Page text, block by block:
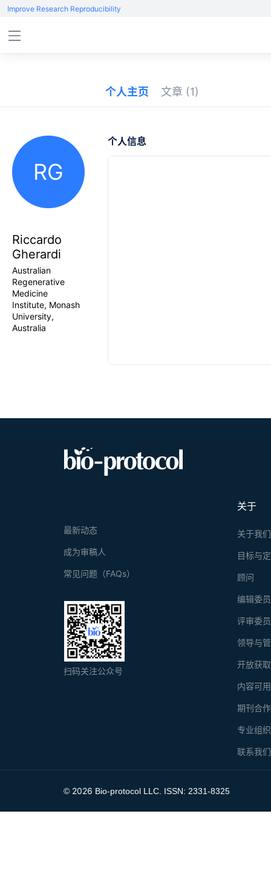
Improve Research Reproducibility
个人主页 文章 (1)
RG
Riccardo
Gherardi
Australian
Regenerative
Medicine
Institute, Monash
University,
Australia
个人信息
关于
关于我们
目标与
顾问
编辑委
评审委
领导与
开放获
内容可
期刊合
专业组
联系我们
最新动态
成为审稿人
常见问题（FAQs）
扫码关注公众号
© 2026 Bio-protocol LLC. ISSN: 2331-8325